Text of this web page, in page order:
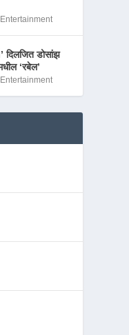
Entertainment
दिलजित डोसांझ
‘रबेल’
Entertainment